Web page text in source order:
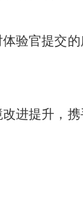
验官提交
进提升，